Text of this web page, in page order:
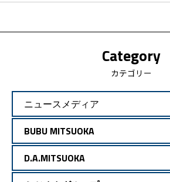
Category
カテゴリー
ニュースメディア
BUBU MITSUOKA
D.A.MITSUOKA